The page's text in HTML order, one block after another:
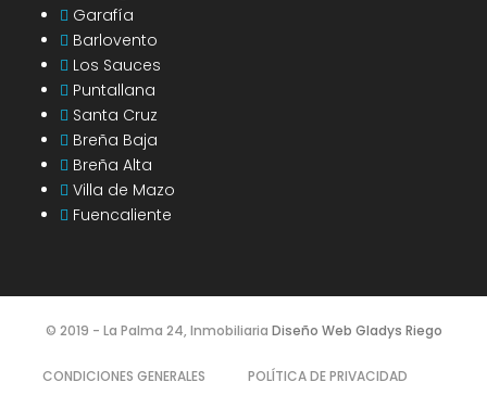
Garafía
Barlovento
Los Sauces
Puntallana
Santa Cruz
Breña Baja
Breña Alta
Villa de Mazo
Fuencaliente
© 2019 - La Palma 24, Inmobiliaria Diseño Web Gladys Riego
CONDICIONES GENERALES POLÍTICA DE PRIVACIDAD